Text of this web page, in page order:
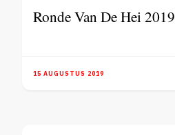
Ronde Van De Hei 2019
15 AUGUSTUS 2019